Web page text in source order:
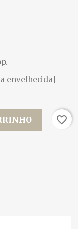
envelhecida]
favorite_border